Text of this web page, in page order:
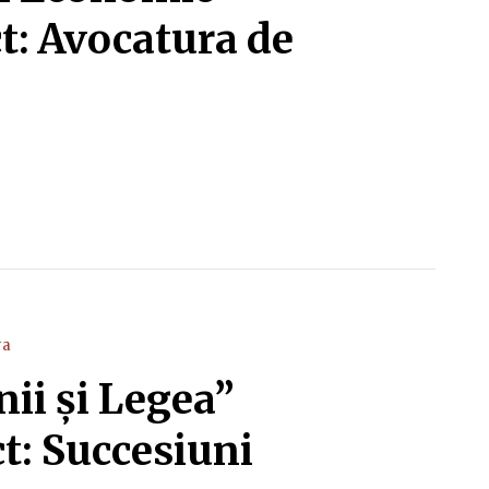
Avocatura de
și Legea”
Succesiuni